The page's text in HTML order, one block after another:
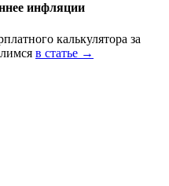
инфляции
калькулятора за
в статье →